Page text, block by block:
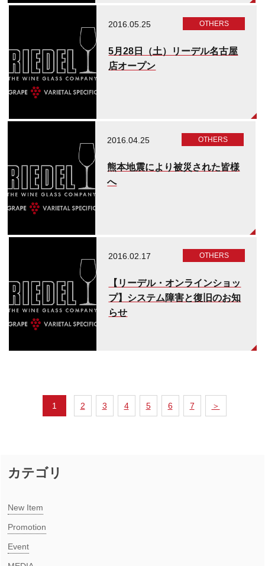
2016.05.25 OTHERS
5月28日（土）リーデル名古屋
店オープン
2016.04.25 OTHERS
熊本地震により被災された皆様
へ
2016.02.17 OTHERS
【リーデル・オンラインショッ
プ】システム障害と復旧のお知
らせ
1 2 3 4 5 6 7 ＞
カテゴリ
New Item​
Promotion
Event